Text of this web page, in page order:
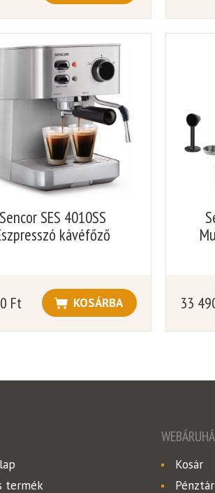
Sencor SES 4010SS
kávéfőző
Ft KOSÁRBA 33
termék
Kosár
Pénztár